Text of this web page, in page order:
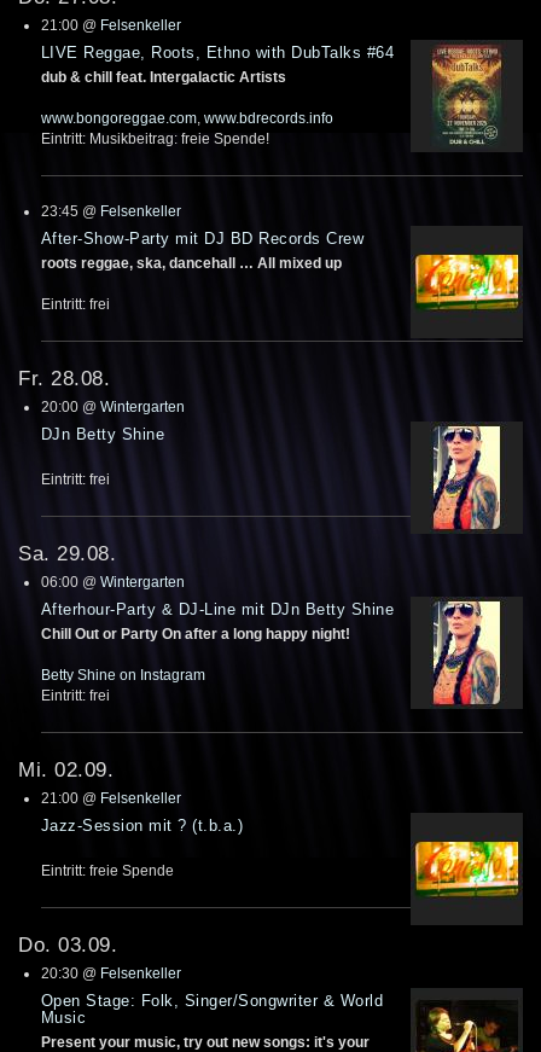
21:00@ Felsenkeller
LIVE Reggae, Roots, Ethno with DubTalks #64
dub & chill feat. Intergalactic Artists
www.bongoreggae.com, www.bdrecords.info
Eintritt: Musikbeitrag: freie Spende!
23:45 @ Felsenkeller
After-Show-Party mit DJ BD Records Crew
roots reggae, ska, dancehall … All mixed up
Eintritt: frei
Fr. 28.08.
20:00@ Wintergarten
DJn Betty Shine
Eintritt: frei
Sa. 29.08.
06:00@ Wintergarten
Afterhour-Party & DJ-Line mit DJn Betty Shine
Chill Out or Party On after a long happy night!
Betty Shine on Instagram
Eintritt: frei
Mi. 02.09.
21:00@ Felsenkeller
Jazz-Session mit ? (t.b.a.)
Eintritt: freie Spende
Do. 03.09.
20:30@ Felsenkeller
Open Stage: Folk, Singer/Songwriter & World
Music
Present your music, try out new songs: it's your